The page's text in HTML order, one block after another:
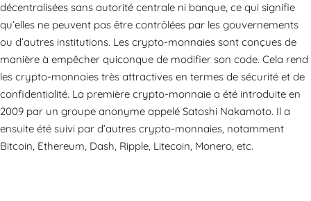
décentralisées sans autorité centrale ni banque, ce qui signifie
qu’elles ne peuvent pas être contrôlées par les gouvernements
ou d’autres institutions. Les crypto-monnaies sont conçues de
manière à empêcher quiconque de modifier son code. Cela rend
les crypto-monnaies très attractives en termes de sécurité et de
confidentialité. La première crypto-monnaie a été introduite en
2009 par un groupe anonyme appelé Satoshi Nakamoto. Il a
ensuite été suivi par d’autres crypto-monnaies, notamment
Bitcoin, Ethereum, Dash, Ripple, Litecoin, Monero, etc.